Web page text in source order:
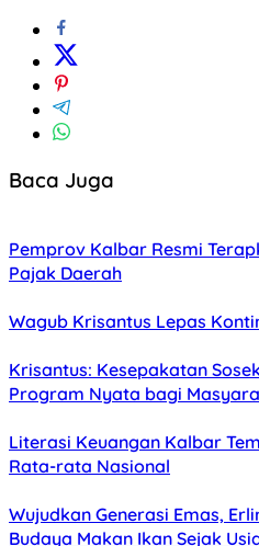
Baca Juga
Pemprov Kalbar Resmi
Pajak Daerah
Wagub Krisantus Lepas
Krisantus: Kesepakatan
Program Nyata bagi
Literasi Keuangan Kalbar
Rata-rata Nasional
Wujudkan Generasi Emas,
Budaya Makan Ikan Sejak